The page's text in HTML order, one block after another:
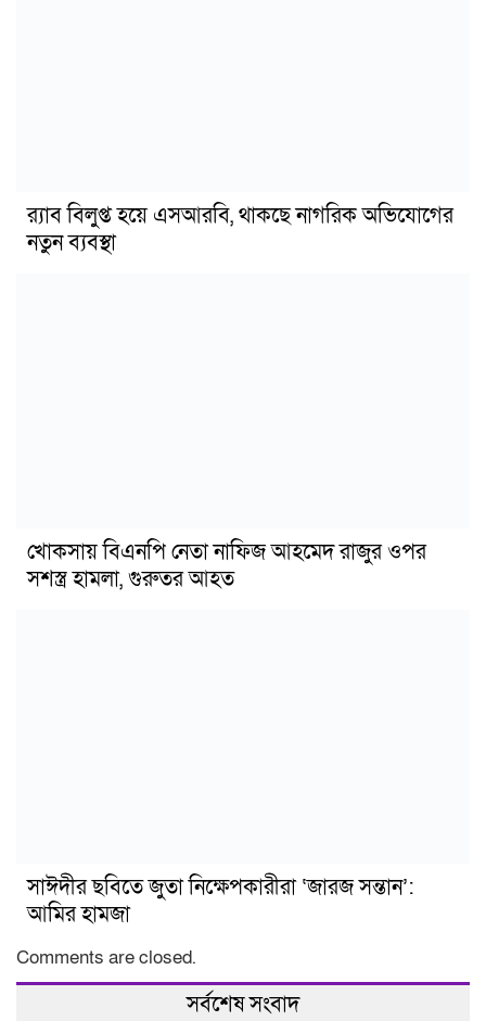
র‍্যাব বিলুপ্ত হয়ে এসআরবি, থাকছে নাগরিক অভিযোগের
নতুন ব্যবস্থা
খোকসায় বিএনপি নেতা নাফিজ আহমেদ রাজুর ওপর
সশস্ত্র হামলা, গুরুতর আহত
সাঈদীর ছবিতে জুতা নিক্ষেপকারীরা ‘জারজ সন্তান’:
আমির হামজা
Comments are closed.
সর্বশেষ সংবাদ